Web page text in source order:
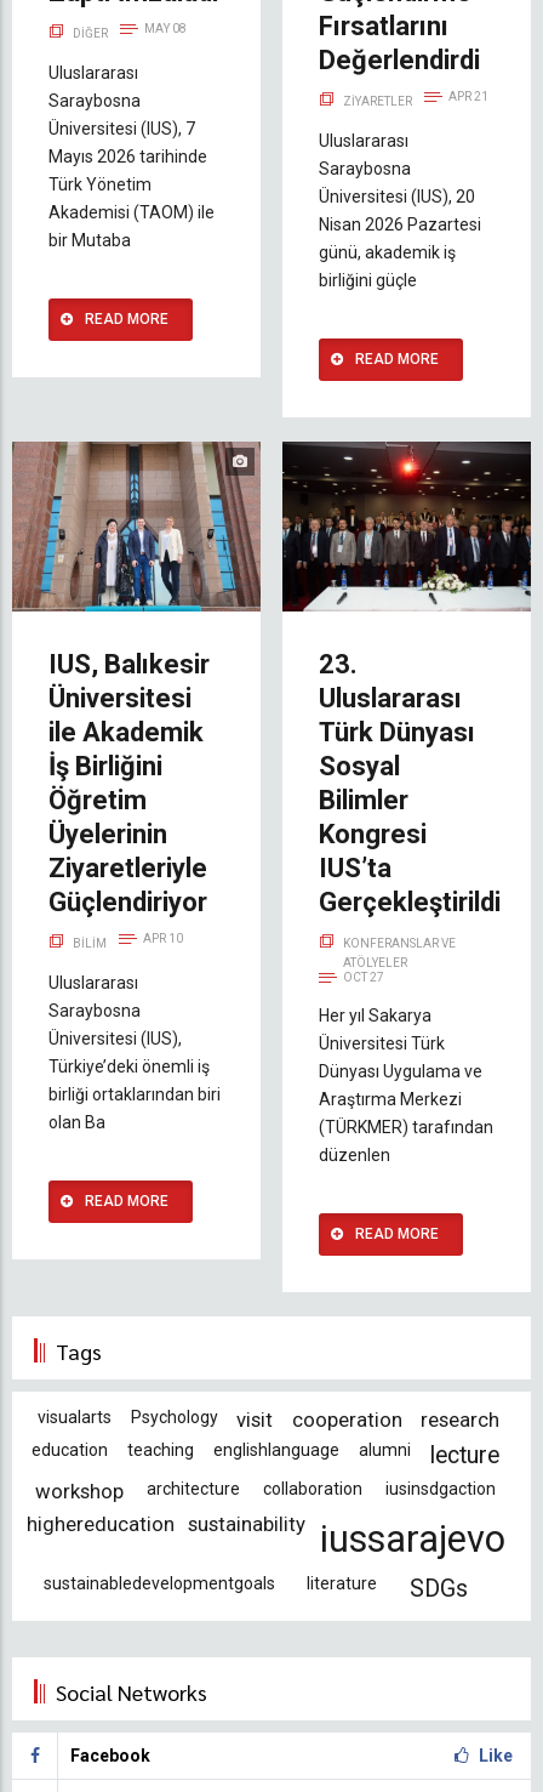
DIĞER MAY 08
Uluslararası
Saraybosna
Üniversitesi (IUS), 7
Mayıs 2026 tarihinde
Türk Yönetim
Akademisi (TAOM) ile
bir Mutaba
READ MORE
Fırsatlarını
Değerlendirdi
ZIYARETLER APR 21
Uluslararası
Saraybosna
Üniversitesi (IUS), 20
Nisan 2026 Pazartesi
günü, akademik iş
birliğini güçle
READ MORE
IUS, Balıkesir
Üniversitesi
ile Akademik
İş Birliğini
Öğretim
Üyelerinin
Ziyaretleriyle
Güçlendiriyor
BILIM APR 10
Uluslararası
Saraybosna
Üniversitesi (IUS),
Türkiye’deki önemli iş
birliği ortaklarından biri
olan Ba
READ MORE
23.
Uluslararası
Türk Dünyası
Sosyal
Bilimler
Kongresi
IUS’ta
Gerçekleştirildi
KONFERANSLAR VE
ATÖLYELER
OCT 27
Her yıl Sakarya
Üniversitesi Türk
Dünyası Uygulama ve
Araştırma Merkezi
(TÜRKMER) tarafından
düzenlen
READ MORE
Tags
visualarts Psychology visit cooperation research
education teaching englishlanguage alumni lecture
workshop architecture collaboration iusinsdgaction
highereducation sustainability iussarajevo
sustainabledevelopmentgoals literature SDGs
Social Networks
Facebook Like